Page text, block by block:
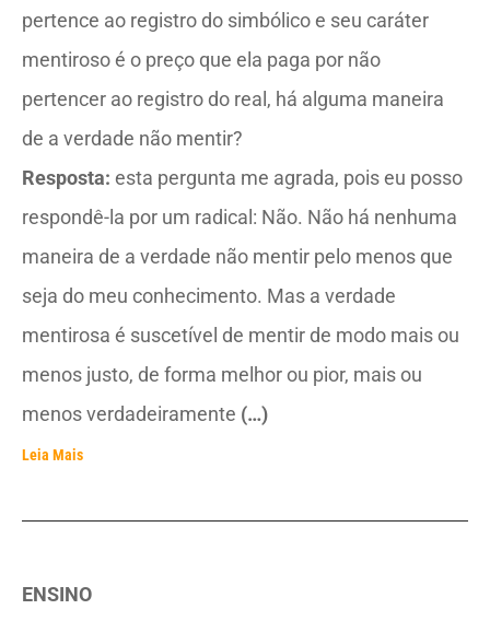
pertence ao registro do simbólico e seu caráter
mentiroso é o preço que ela paga por não
pertencer ao registro do real, há alguma maneira
de a verdade não mentir?
Resposta: esta pergunta me agrada, pois eu posso
respondê-la por um radical: Não. Não há nenhuma
maneira de a verdade não mentir pelo menos que
seja do meu conhecimento. Mas a verdade
mentirosa é suscetível de mentir de modo mais ou
menos justo, de forma melhor ou pior, mais ou
menos verdadeiramente (…)
Leia Mais
ENSINO